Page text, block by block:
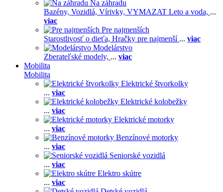
Na záhradu
Bazény, Vozidlá, Vírivky, VYMAZAT Leto a voda, ...
viac
Pre najmenších
Starostlivosť o dieťa, Hračky pre najmenší ... viac
Modelárstvo
Zberateľské modely, ... viac
Mobilita
Mobilita
Elektrické štvorkolky
... viac
Elektrické kolobežky
... viac
Elektrické motorky
... viac
Benzínové motorky
... viac
Seniorské vozidlá
... viac
Elektro skútre
... viac